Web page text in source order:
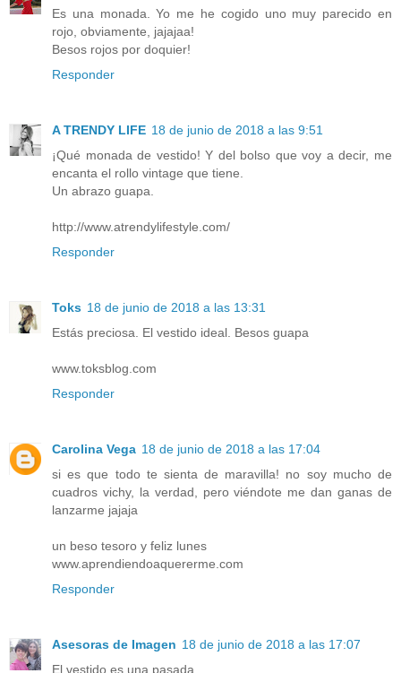
Es una monada. Yo me he cogido uno muy parecido en
rojo, obviamente, jajajaa!
Besos rojos por doquier!
Responder
A TRENDY LIFE 18 de junio de 2018 a las 9:51
¡Qué monada de vestido! Y del bolso que voy a decir, me
encanta el rollo vintage que tiene.
Un abrazo guapa.
http://www.atrendylifestyle.com/
Responder
Toks 18 de junio de 2018 a las 13:31
Estás preciosa. El vestido ideal. Besos guapa
www.toksblog.com
Responder
Carolina Vega 18 de junio de 2018 a las 17:04
si es que todo te sienta de maravilla! no soy mucho de
cuadros vichy, la verdad, pero viéndote me dan ganas de
lanzarme jajaja
un beso tesoro y feliz lunes
www.aprendiendoaquererme.com
Responder
Asesoras de Imagen 18 de junio de 2018 a las 17:07
El vestido es una pasada